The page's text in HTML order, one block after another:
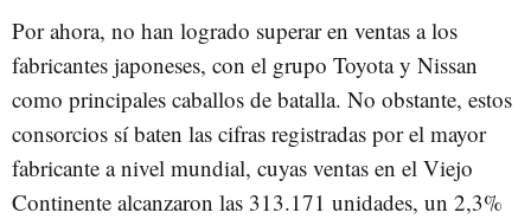
Por ahora, no han logrado superar en ventas a los
fabricantes japoneses, con el grupo Toyota y Nissan
como principales caballos de batalla. No obstante, estos
consorcios sí baten las cifras registradas por el mayor
fabricante a nivel mundial, cuyas ventas en el Viejo
Continente alcanzaron las 313.171 unidades, un 2,3%